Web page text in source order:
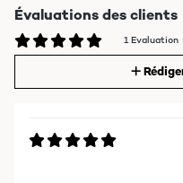
Évaluations des clients
1 Evaluation